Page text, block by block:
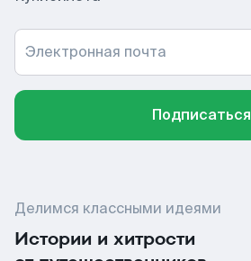
Электронная почта
Подписаться
Делимся классными идеями
Истории и хитрости